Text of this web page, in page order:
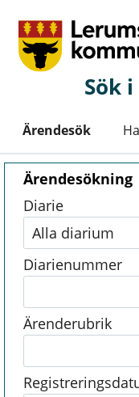
Sök
Ärendesök
Ärendesökning
Diarie
Diarienummer
Ärenderubrik